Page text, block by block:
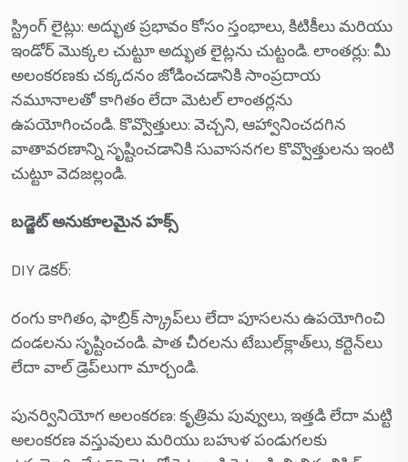
స్ట్రింగ్ లైట్లు: అద్భుత ప్రభావం కోసం స్తంభాలు, కిటికీలు మరియు
ఇండోర్ మొక్కల చుట్టూ అద్భుత లైట్లను చుట్టండి. లాంతర్లు: మీ
అలంకరణకు చక్కదనం జోడించడానికి సాంప్రదాయ
నమూనాలతో కాగితం లేదా మెటల్ లాంతర్లను
ఉపయోగించండి. కొవ్వొత్తులు: వెచ్చని, ఆహ్వానించదగిన
వాతావరణాన్ని సృష్టించడానికి సువాసనగల కొవ్వొత్తులను ఇంటి
చుట్టూ వెదజల్లండి.
బడ్జెట్ అనుకూలమైన హక్స్
DIY డెకర్:
రంగు కాగితం, ఫాబ్రిక్ స్క్రాప్‌లు లేదా పూసలను ఉపయోగించి
దండలను సృష్టించండి. పాత చీరలను టేబుల్‌క్లాత్‌లు, కర్టెన్‌లు
లేదా వాల్ డ్రెప్‌లుగా మార్చండి.
పునర్వినియోగ అలంకరణ: కృత్రిమ పువ్వులు, ఇత్తడి లేదా మట్టి
అలంకరణ వస్తువులు మరియు బహుళ పండుగలకు